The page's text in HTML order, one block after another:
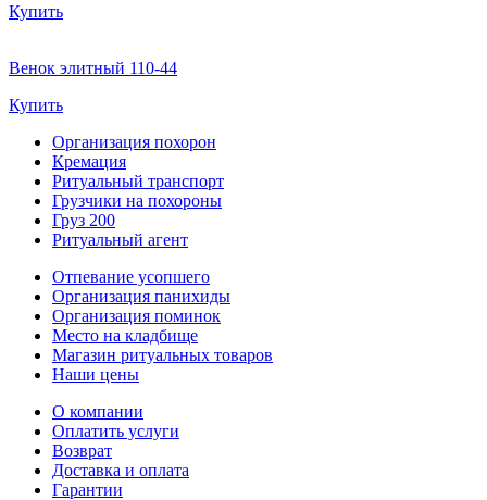
Купить
Венок элитный 110-44
Купить
Организация похорон
Кремация
Ритуальный транспорт
Грузчики на похороны
Груз 200
Ритуальный агент
Отпевание усопшего
Организация панихиды
Организация поминок
Место на кладбище
Магазин ритуальных товаров
Наши цены
О компании
Оплатить услуги
Возврат
Доставка и оплата
Гарантии